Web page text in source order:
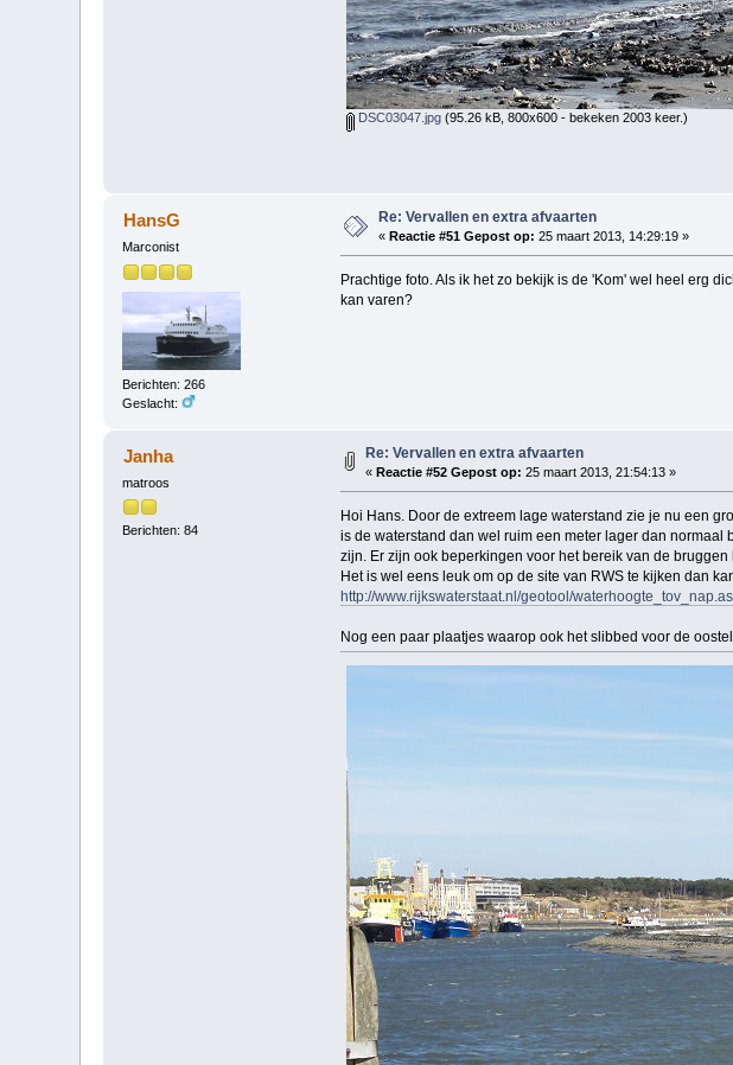
DSC03047.jpg (95.26 kB, 800x600 - bekeken 2003 keer.)
HansG
Marconist
Berichten: 266
Geslacht:
Re: Vervallen en extra afvaarten
« Reactie #51 Gepost op: 25 maart 2013, 14:29:19 »
Prachtige foto. Als ik het zo bekijk is de 'Kom' wel heel erg
kan varen?
Janha
matroos
Berichten: 84
Re: Vervallen en extra afvaarten
«Reactie #52 Gepost op: 25 maart 2013, 21:54:13 »
Hoi Hans. Door de extreem lage waterstand zie je nu een
is de waterstand dan wel ruim een meter lager dan normaal
zijn. Er zijn ook beperkingen voor het bereik van de
Het is wel eens leuk om op de site van RWS te kijken dan
http://www.rijkswaterstaat.nl/geotool/
Nog een paar plaatjes waarop ook het slibbed voor de